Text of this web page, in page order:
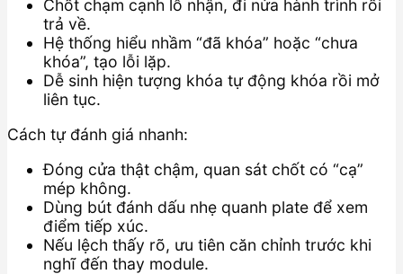
Chốt chạm cạnh lỗ nhận, đi nửa hành trình rồi
trả về.
Hệ thống hiểu nhầm “đã khóa” hoặc “chưa
khóa”, tạo lỗi lặp.
Dễ sinh hiện tượng khóa tự động khóa rồi mở
liên tục.
Cách tự đánh giá nhanh:
Đóng cửa thật chậm, quan sát chốt có “cạ”
mép không.
Dùng bút đánh dấu nhẹ quanh plate để xem
điểm tiếp xúc.
Nếu lệch thấy rõ, ưu tiên căn chỉnh trước khi
nghĩ đến thay module.